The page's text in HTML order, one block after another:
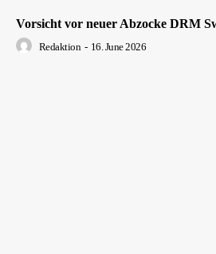
Vorsicht vor neuer Abzocke DRM
Redaktion - 16. June 2026